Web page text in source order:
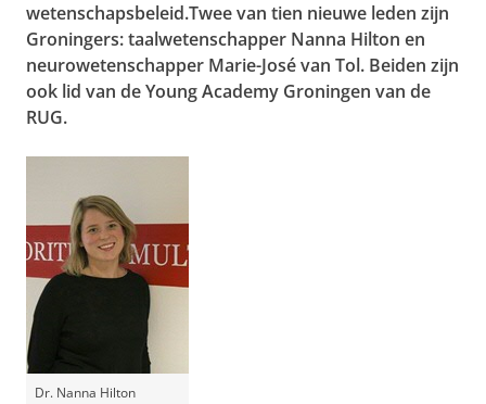
wetenschapsbeleid.Twee van tien nieuwe leden zijn
Groningers: taalwetenschapper Nanna Hilton en
neurowetenschapper Marie-José van Tol. Beiden zijn
ook lid van de Young Academy Groningen van de
RUG.
Dr. Nanna Hilton